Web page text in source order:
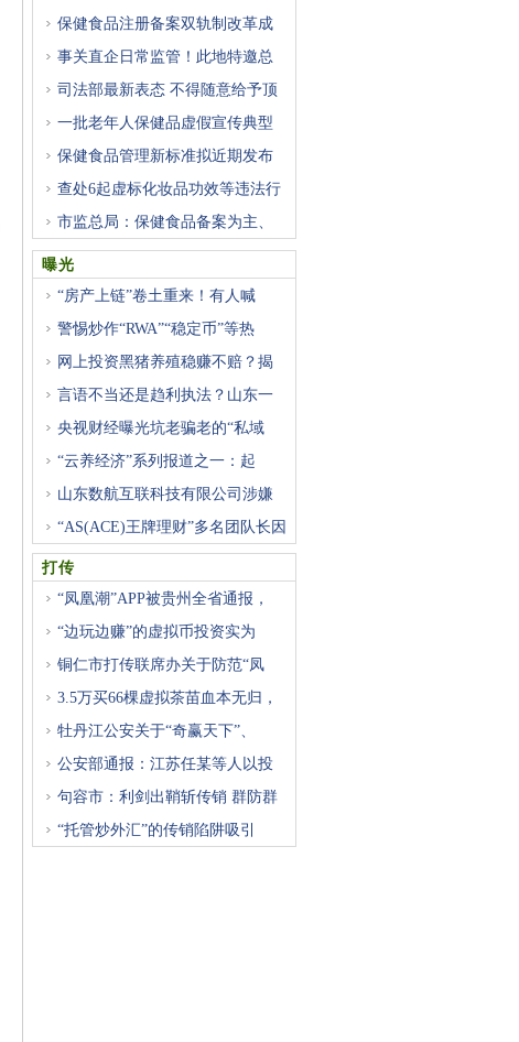
保健食品注册备案双轨制改革成
事关直企日常监管！此地特邀总
司法部最新表态 不得随意给予顶
一批老年人保健品虚假宣传典型
保健食品管理新标准拟近期发布
查处6起虚标化妆品功效等违法行
市监总局：保健食品备案为主、
曝光
“房产上链”卷土重来！有人喊
警惕炒作“RWA”“稳定币”等热
网上投资黑猪养殖稳赚不赔？揭
言语不当还是趋利执法？山东一
央视财经曝光坑老骗老的“私域
“云养经济”系列报道之一：起
山东数航互联科技有限公司涉嫌
“AS(ACE)王牌理财”多名团队长因
打传
“凤凰潮”APP被贵州全省通报，
“边玩边赚”的虚拟币投资实为
铜仁市打传联席办关于防范“凤
3.5万买66棵虚拟茶苗血本无归，
牡丹江公安关于“奇赢天下”、
公安部通报：江苏任某等人以投
句容市：利剑出鞘斩传销 群防群
“托管炒外汇”的传销陷阱吸引